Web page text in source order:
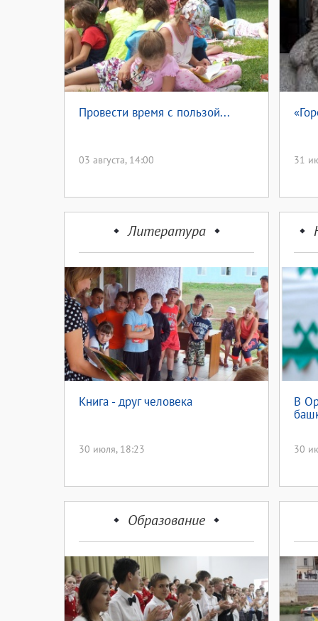
Провести время с пользой...
03 августа, 14:00 31
Литература
Книга - друг человека
30 июля, 18:23
В
30
Образование